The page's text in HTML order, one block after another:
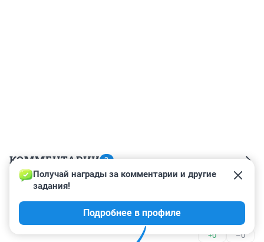
КОММЕНТАРИИ 3
Гость
А мне понравились фотки. Луна прекрасная!
+0 –0
Получай награды за комментарии и другие
задания!
Подробнее в профиле